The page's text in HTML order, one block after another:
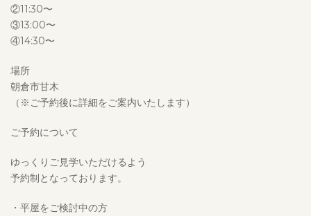
②11:30〜
③13:00〜
④14:30〜
場所
朝倉市甘木
（※ご予約後に詳細をご案内いたします）
ご予約について
ゆっくりご見学いただけるよう
予約制となっております。
・平屋をご検討中の方